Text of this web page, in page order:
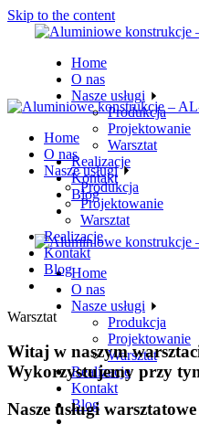
Skip to the content
Home
O nas
Nasze usługi
Produkcja
Projektowanie
Warsztat
Realizacje
Kontakt
Blog
Home
O nas
Nasze usługi
Produkcja
Projektowanie
Warsztat
Realizacje
Kontakt
Blog
Home
O nas
Nasze usługi
Produkcja
Projektowanie
Warsztat
Realizacje
Kontakt
Blog
Warsztat
Witaj w naszym
Wykorzystujemy przy
Nasze usługi